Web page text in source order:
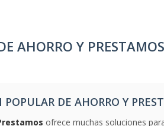
AHORRO Y
DE AHORRO Y
ofrece muchas soluciones